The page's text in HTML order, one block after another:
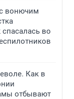
вонючим
спасалась во
Как в
отбывают